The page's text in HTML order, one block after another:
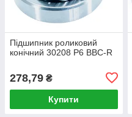
Підшипник роликовий
конічний 30208 P6 BBC-R
278,79 ₴
Купити